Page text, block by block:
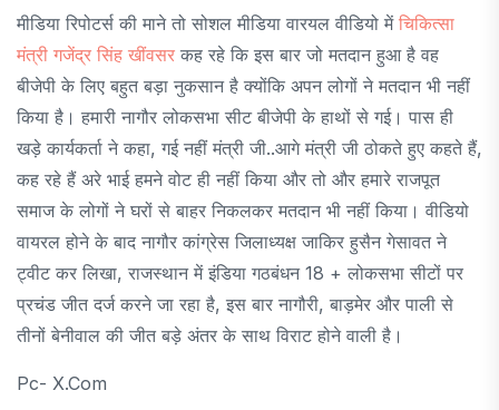
मीडिया रिपोटर्स की माने तो सोशल मीडिया वारयल वीडियो में चिकित्सा
मंत्री गजेंद्र सिंह खींवसर कह रहे कि इस बार जो मतदान हुआ है वह
बीजेपी के लिए बहुत बड़ा नुकसान है क्योंकि अपन लोगों ने मतदान भी नहीं
किया है। हमारी नागौर लोकसभा सीट बीजेपी के हाथों से गई। पास ही
खड़े कार्यकर्ता ने कहा, गई नहीं मंत्री जी..आगे मंत्री जी ठोकते हुए कहते हैं,
कह रहे हैं अरे भाई हमने वोट ही नहीं किया और तो और हमारे राजपूत
समाज के लोगों ने घरों से बाहर निकलकर मतदान भी नहीं किया। वीडियो
वायरल होने के बाद नागौर कांग्रेस जिलाध्यक्ष जाकिर हुसैन गेसावत ने
ट्वीट कर लिखा, राजस्थान में इंडिया गठबंधन 18 + लोकसभा सीटों पर
प्रचंड जीत दर्ज करने जा रहा है, इस बार नागौरी, बाड़मेर और पाली से
तीनों बेनीवाल की जीत बड़े अंतर के साथ विराट होने वाली है।
Pc- X.com